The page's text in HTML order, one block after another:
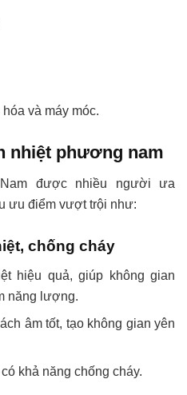
và máy móc.
nhiệt phương nam
được nhiều người ưa
ưu điểm vượt trội như:
chống cháy
hiệu quả, giúp không gian
năng lượng.
âm tốt, tạo không gian yên
khả năng chống cháy.